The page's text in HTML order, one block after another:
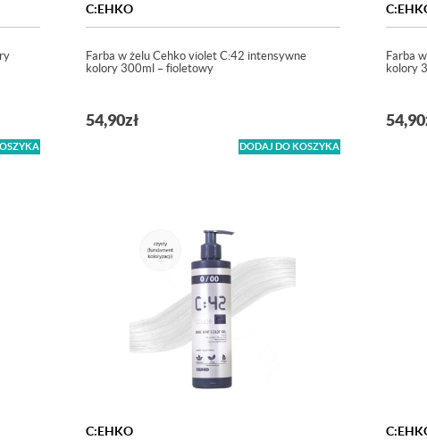
C:EHKO
Farba w żelu Cehko violet C:42 intensywne
kolory 300ml – fioletowy
54,90zł
DODAJ DO KOSZYKA
Farba
kolory
54,90
C:EHKO